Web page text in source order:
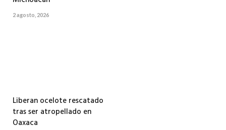
2 agosto, 2026
Liberan ocelote rescatado
tras ser atropellado en
Oaxaca